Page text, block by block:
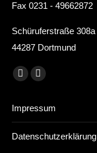
Fax 0231 - 49662872
Schüruferstraße 308a
44287 Dortmund
Finden Sie uns auf:
E-
page
in
Website
opens
new
Impressum
Datenschutzerklärung